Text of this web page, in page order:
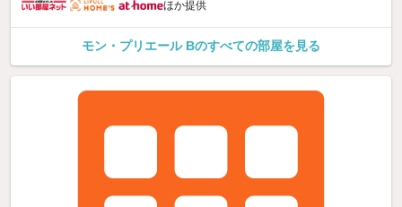
ほか提供
モン・プリエール Bのすべての部屋を見る